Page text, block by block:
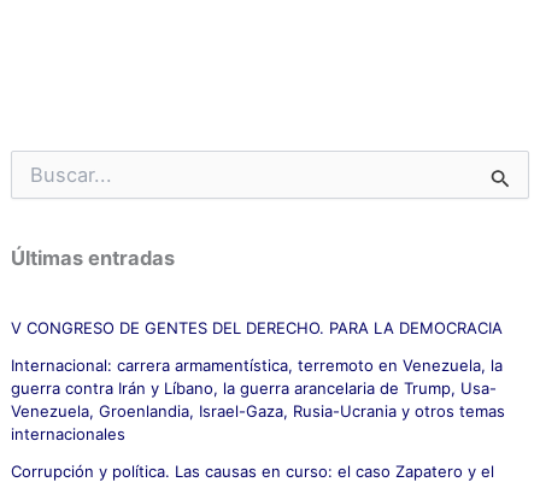
u
c
a
p
r
:
Últimas entradas
V CONGRESO DE GENTES DEL DERECHO. PARA LA DEMOCRACIA
Internacional: carrera armamentística, terremoto en Venezuela, la
guerra contra Irán y Líbano, la guerra arancelaria de Trump, Usa-
Venezuela, Groenlandia, Israel-Gaza, Rusia-Ucrania y otros temas
internacionales
Corrupción y política. Las causas en curso: el caso Zapatero y el